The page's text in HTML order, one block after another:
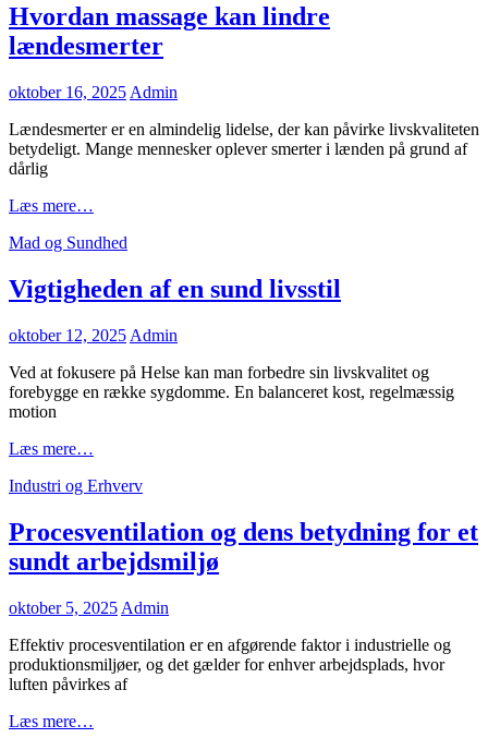
moderne
smykker
Hvordan massage kan lindre
lændesmerter
Posted
oktober 16, 2025 Admin
Lændesmerter er en almindelig lidelse, der kan påvirke livskvaliteten
betydeligt. Mange mennesker oplever smerter i lænden på grund af
dårlig
Læs mere…
kan
lændesmerter
Cat
Mad og Sundhed
Vigtigheden af en sund livsstil
Posted
oktober 12, 2025 Admin
Ved at fokusere på Helse kan man forbedre sin livskvalitet og
forebygge en række sygdomme. En balanceret kost, regelmæssig
motion
Læs mere…
en
livsstil
Cat
Industri og Erhverv
Procesventilation og dens betydning for et
sundt arbejdsmiljø
Posted
oktober 5, 2025 Admin
Effektiv procesventilation er en afgørende faktor i industrielle og
produktionsmiljøer, og det gælder for enhver arbejdsplads, hvor
luften påvirkes af
Læs mere…